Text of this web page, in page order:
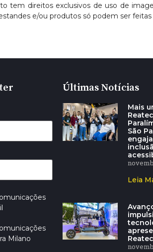
tem direitos exclusivos de uso de
e/ou produtos só podem ser
Milano
Últimas Notícias
Mais
São
Leia